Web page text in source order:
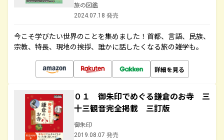
旅の図鑑
2024.07.18 発売
今こそ学びたい世界のことを集めました！首都、言語、民族、
宗教、特長、現地の挨拶、誰かに話したくなる旅の雑学も。
詳細を見る
０１ 御朱印でめぐる鎌倉のお寺 三
十三観音完全掲載 三訂版
御朱印
2019.08.07 発売